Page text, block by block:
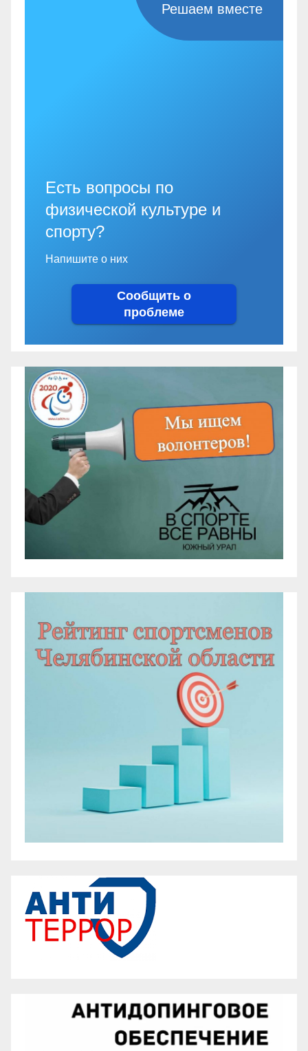
Решаем вместе
Есть вопросы по
физической культуре и
спорту?
Напишите о них
Сообщить о
проблеме